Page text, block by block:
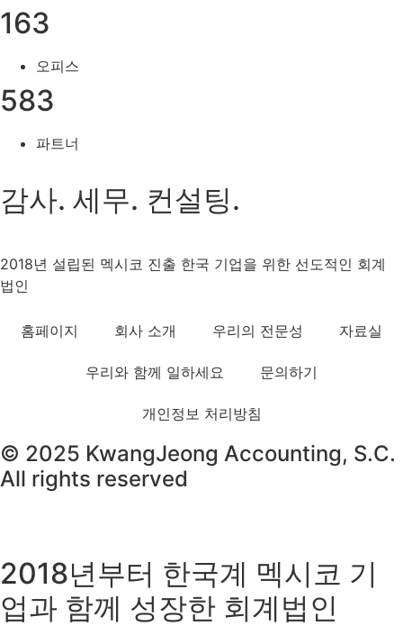
163
오피스
583
파트너
감사. 세무. 컨설팅.
2018년 설립된 멕시코 진출 한국 기업을 위한 선도적인 회계
법인
홈페이지 회사 소개 우리의 전문성 자료실
우리와 함께 일하세요 문의하기
개인정보 처리방침
© 2025 KwangJeong Accounting, S.C.
All rights reserved
2018년부터 한국계 멕시코 기
업과 함께 성장한 회계법인